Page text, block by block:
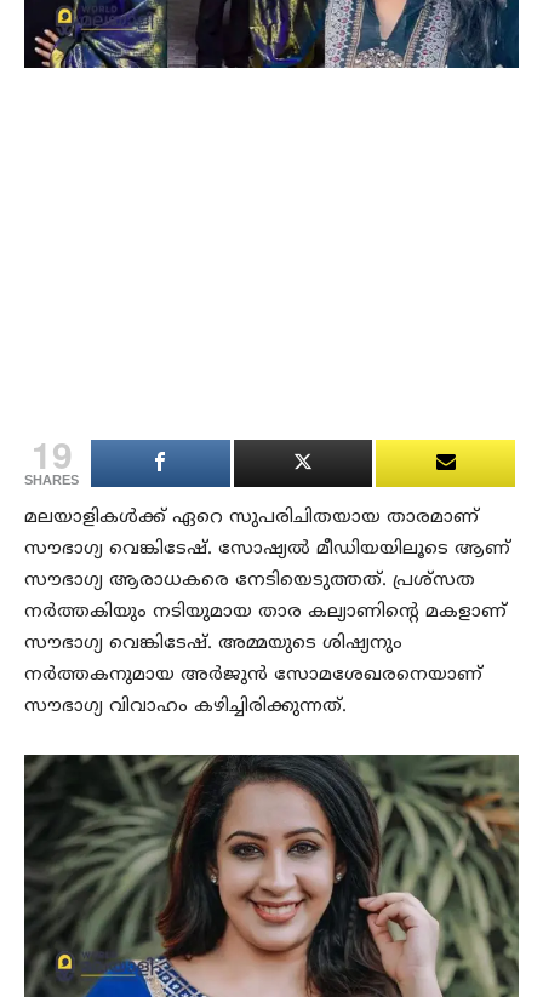
19
SHARES
മലയാളികൾക്ക് ഏറെ സുപരിചിതയായ താരമാണ്
സൗഭാഗ്യ വെങ്കിടേഷ്. സോഷ്യൽ മീഡിയയിലൂടെ ആണ്
സൗഭാഗ്യ ആരാധകരെ നേടിയെടുത്തത്. പ്രശ്സത
നർത്തകിയും നടിയുമായ താര കല്യാണിന്റെ മകളാണ്
സൗഭാഗ്യ വെങ്കിടേഷ്. അമ്മയുടെ ശിഷ്യനും
നർത്തകനുമായ അർജുൻ സോമശേഖരനെയാണ്
സൗഭാഗ്യ വിവാഹം കഴിച്ചിരിക്കുന്നത്.